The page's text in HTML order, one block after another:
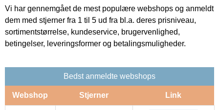
Vi har gennemgået de mest populære webshops og anmeldt
dem med stjerner fra 1 til 5 ud fra bl.a. deres prisniveau,
sortimentstørrelse, kundeservice, brugervenlighed,
betingelser, leveringsformer og betalingsmuligheder.
Bedst anmeldte webshops
Webshop Stjerner Link